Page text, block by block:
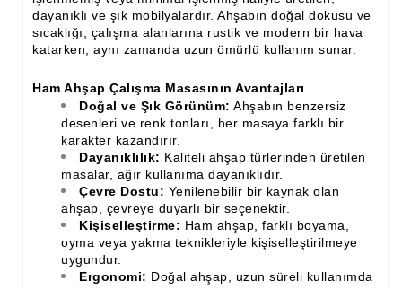
Kartonpiyer Kapı Vitrin Çıtaları
Kartonpiyer Vitrin Çıtaları
Kontraplak Aplik İmalatı Modelleri
Köşe ve Kartonpiyer Profilleri
Lambri Kapı Kavisleri
Lambri Kapı Yayları
Masif Oymalı Modeller
Masif Üzeri Cnc Yazı, Desen, Logo İşleme
dayanıklı ve şık mobilyalardır. Ahşabın doğal dokusu ve
sıcaklığı, çalışma alanlarına rustik ve modern bir hava
katarken, aynı zamanda uzun ömürlü kullanım sunar.
Ham Ahşap Çalışma Masasının Avantajları
Doğal ve Şık Görünüm: Ahşabın benzersiz
desenleri ve renk tonları, her masaya farklı bir
karakter kazandırır.
Dayanıklılık: Kaliteli ahşap türlerinden üretilen
masalar, ağır kullanıma dayanıklıdır.
Çevre Dostu: Yenilenebilir bir kaynak olan
ahşap, çevreye duyarlı bir seçenektir.
Kişiselleştirme: Ham ahşap, farklı boyama,
oyma veya yakma teknikleriyle kişiselleştirilmeye
uygundur.
Ergonomi: Doğal ahşap, uzun süreli kullanımda